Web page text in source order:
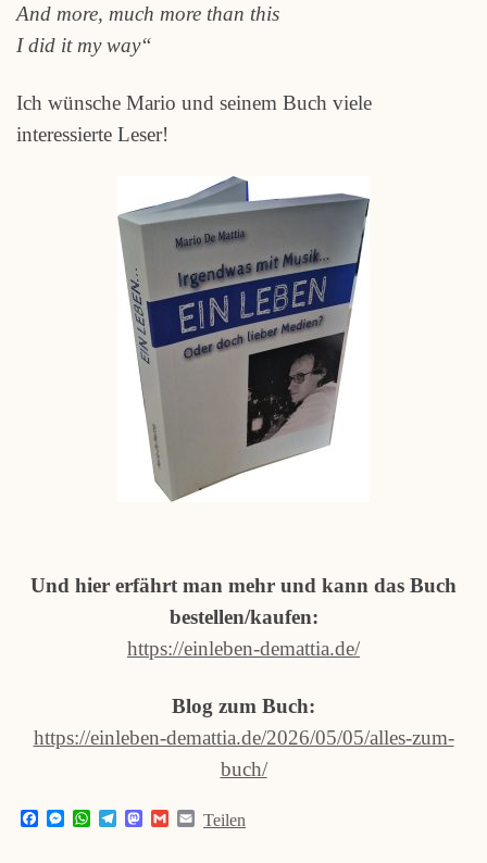
And more, much more than this
I did it my way“
Ich wünsche Mario und seinem Buch viele
interessierte Leser!
Und hier erfährt man mehr und kann das Buch
bestellen/kaufen:
https://einleben-demattia.de/
Blog zum Buch:
https://einleben-demattia.de/2026/05/05/alles-zum-
buch/
M
W
M
G
ETeilen